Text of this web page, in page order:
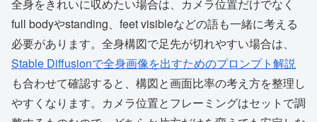
全身をきれいに収めたい場合は、カメラ位置だけでなく
full bodyやstanding、feet visibleなどの語も一緒に考える
必要があります。全身構図で足先が切れやすい場合は、
Stable Diffusionで全身画像を出すためのプロンプト解説
も合わせて確認すると、構図と画面比率の考え方を整理し
やすくなります。カメラ位置とフレーミングはセットで調